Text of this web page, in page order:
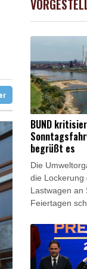
Sachsen-Anhalt
BUND
begrüßt es
Die
die Lockerung
Lastwagen an
Feiertagen
Industrie
Lösung,
in Flüssen